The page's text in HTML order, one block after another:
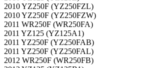
2010 YZ250F (YZ250FZL)
2010 YZ250F (YZ250FZW)
2011 WR250F (WR250FA)
2011 YZ125 (YZ125A1)
2011 YZ250F (YZ250FAB)
2011 YZ250F (YZ250FAL)
2012 WR250F (WR250FB)